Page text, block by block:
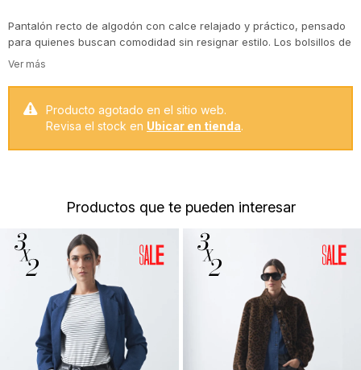
Pantalón recto de algodón con calce relajado y práctico, pensado
para quienes buscan comodidad sin resignar estilo. Los bolsillos de
parche y las líneas simples le dan un aire utilitario, mientras que su
urbanos o casuales. Una prenda que se adapta a múltiples
ocasiones, fácil de combinar y atemporal.
Producto agotado en el sitio web.
Revisa el stock en Ubicar en tienda.
Productos que te pueden interesar